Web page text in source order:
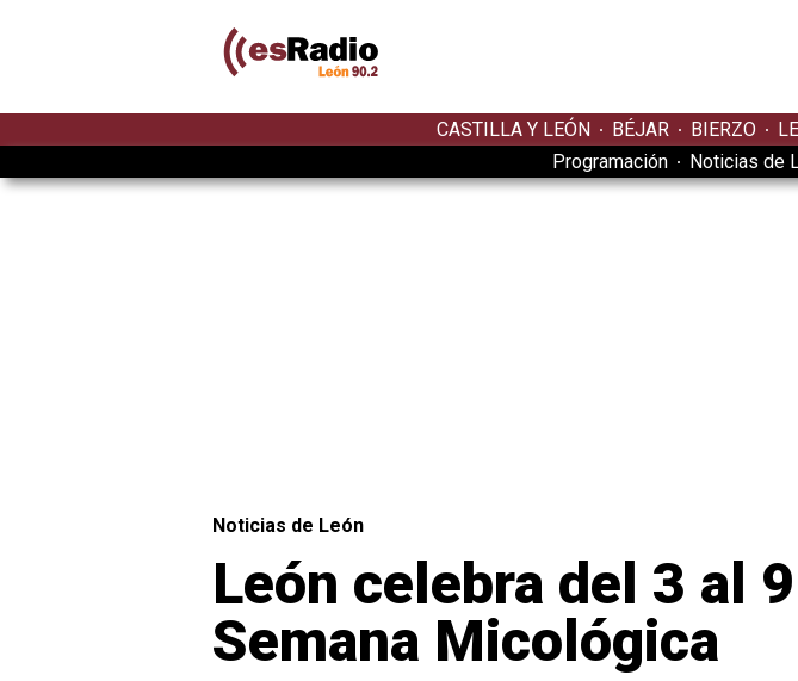
CASTILLA Y LEÓN BÉJAR BIERZO
Programación
Noticias de
Noticias de León
León celebra del 3 al
Semana Micológica